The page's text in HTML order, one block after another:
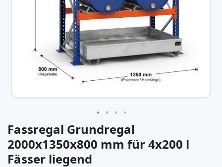
Zum
Anfang
der
Bildergalerie
Fassregal Grundregal
2000x1350x800 mm für 4x200 l
Fässer liegend